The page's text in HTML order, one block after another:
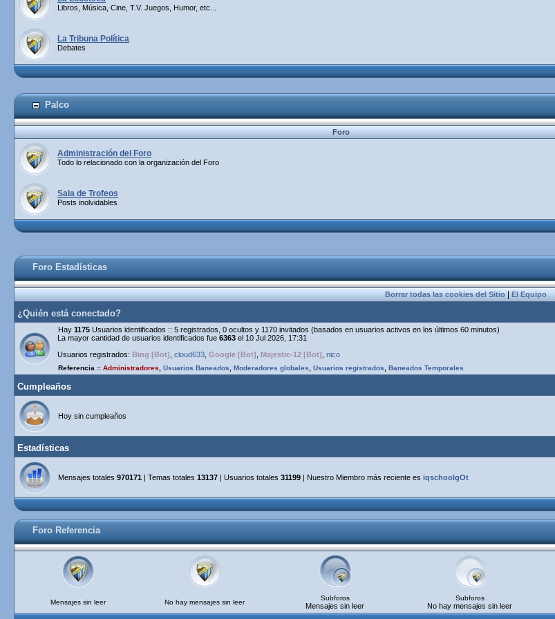
Libros, Música, Cine, T.V. Juegos, Humor, etc...
La Tribuna Política
Debates
Palco
Foro
Administración del Foro
Todo lo relacionado con la organización del Foro
Sala de Trofeos
Posts inolvidables
Foro Estadísticas
Borrar todas las cookies del Sitio|El Equipo
¿Quién está conectado?
Hay 1175 Usuarios identificados :: 5 registrados, 0 ocultos y 1170 invitados (basados en usuarios activos en los últimos 60 minutos)
La mayor cantidad de usuarios identificados fue 6363 el 10 Jul 2026, 17:31
Usuarios registrados: Bing [Bot] cloud633 Google [Bot] Majestic-12 [Bot] nico
Referencia :: Administradores Usuarios Baneados Moderadores globales Usuarios registrados Baneados Temporales
Cumpleaños
Hoy sin cumpleaños
Estadísticas
Mensajes totales 970171 | Temas totales 13137 | Usuarios totales 31199 | Nuestro Miembro más reciente es iqschoolgOt
Foro Referencia
Mensajes sin leer No hay mensajes sin leer
Subforos
Mensajes sin leer
Subforos
No hay mensajes sin leer